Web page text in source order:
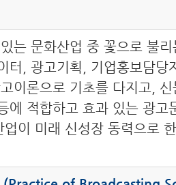
는 문화산업 중 꽃으로 불
터, 광고기획, 기업홍보담당
이론으로 기초를 다지고,
에 적합하고 효과 있는 광고
이 미래 신성장 동력으로